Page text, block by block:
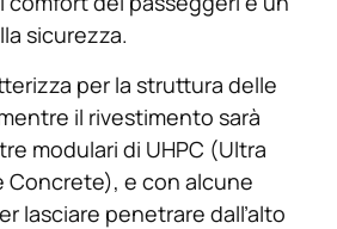
sicurezza.
per la struttura delle
il rivestimento sarà
modulari di UHPC (Ultra
Concrete), e con alcune
lasciare penetrare dall’alto